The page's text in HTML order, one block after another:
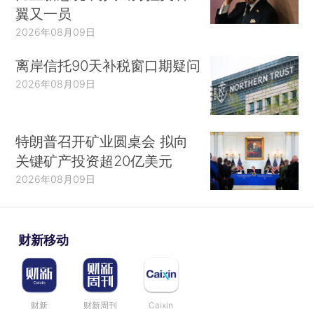
翼又一员
2026年08月09日
离岸信托90天补税窗口期疑问
2026年08月09日
特朗普召开矿业圆桌会 拟向
关键矿产投资超20亿美元
2026年08月09日
财新移动
财新 财新周刊 Caixin